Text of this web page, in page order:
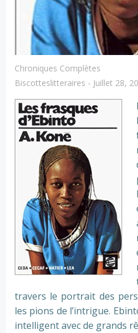
Chroniques Complètes
Biscotteslitteraires - Juillet 28,
travers le portrait des
les pions de l’intrigue.
intelligent avec de grands